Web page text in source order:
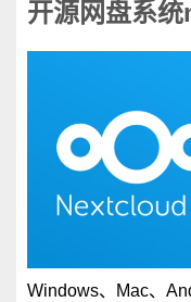
开源网盘系
Windows、Mac、